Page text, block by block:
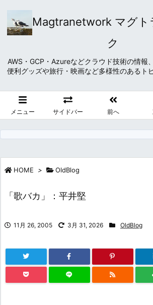
Magtranetwork マグト
ク
AWS・GCP・Azureなどクラウド技術の情報
便利グッズや旅行・映画など多様性のあるト
メニュー サイドバー 前へ
HOME > OldBlog
「歌バカ」：平井堅
11月 26, 2005 3月 31, 2026 OldBlog